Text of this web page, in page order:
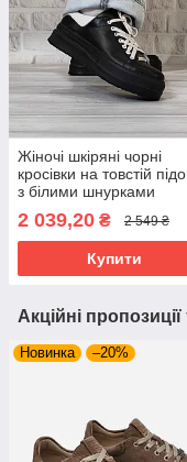
Жіночі шкіряні чорні
кросівки на товстій
з білими шнурками
2 039,20 ₴ 2 549 ₴
Купити
Акційні
Новинка –20%